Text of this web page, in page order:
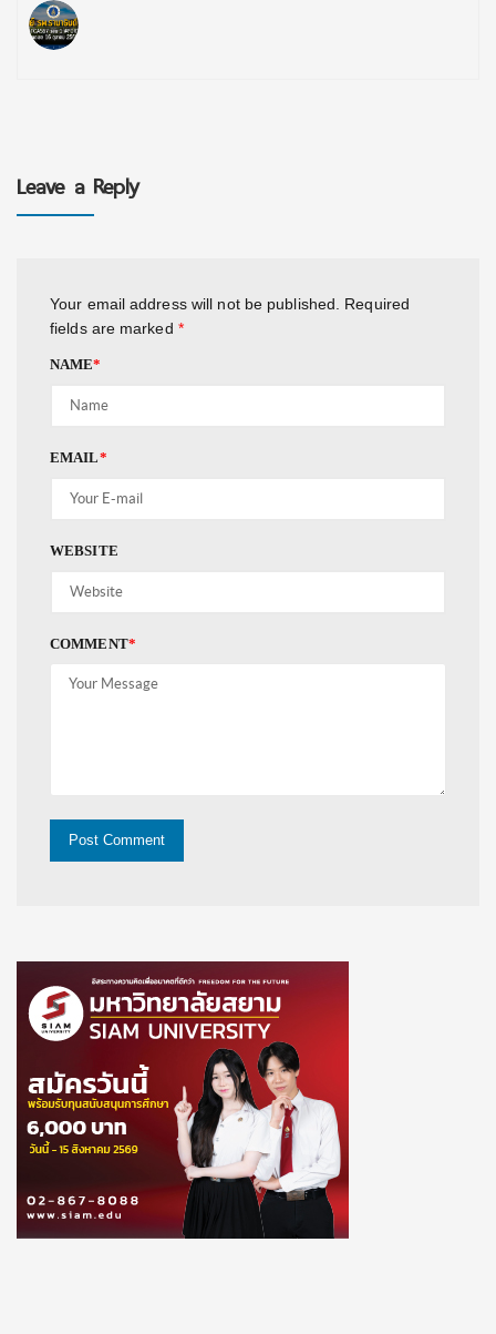
Leave a Reply
Your email address will not be published.
Required
fields are marked *
NAME*
EMAIL*
WEBSITE
COMMENT*